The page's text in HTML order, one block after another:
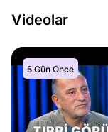
Videolar
5 Gün Önce